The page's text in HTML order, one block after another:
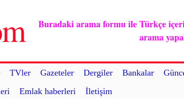
TVler Gazeteler Dergiler Bankalar
Emlak haberleri İletişim
Buradaki arama formu ile Türkçe
arama